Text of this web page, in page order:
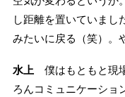
し距離を置いていまし
みたいに戻る（笑）。
水上僕はもともと現
ろんコミュニケーショ